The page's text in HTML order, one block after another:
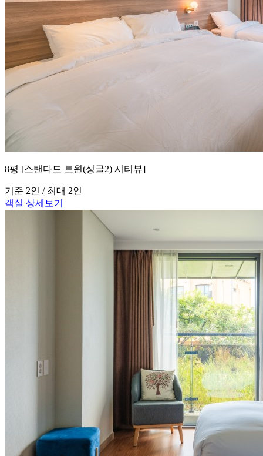
8평 [스탠다드 트윈(싱글2) 시티뷰]
기준 2인 / 최대 2인
객실 상세보기